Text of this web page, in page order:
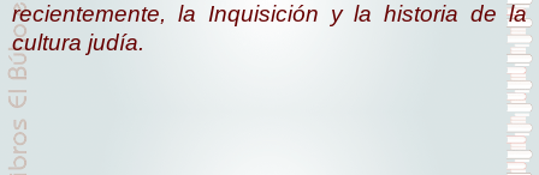
recientemente, la Inquisición y la historia de la
cultura judía.